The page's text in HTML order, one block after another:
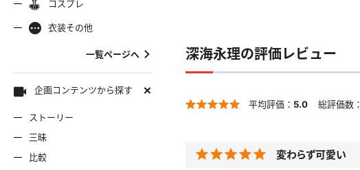
ディングドレス
ウィン
タオル
ディガン ニットベスト
コスプレ
衣装その他
バスローブ
一覧ページへ
企画コンテンツから探す
ストーリー
三昧
比較
深海永理の評価レビュー
平均評価： 5.0 総評価数：
変わらず可愛い